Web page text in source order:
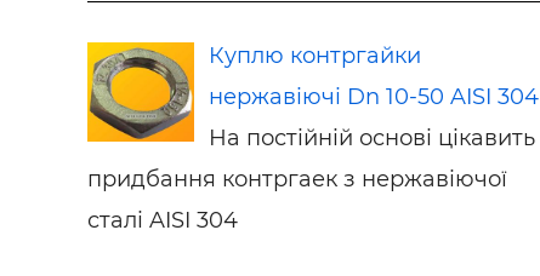
Куплю контргайки
нержавіючі Dn 10-50 AISI 304
На постійній основі цікавить
придбання контргаек з нержавіючої
сталі AISI 304